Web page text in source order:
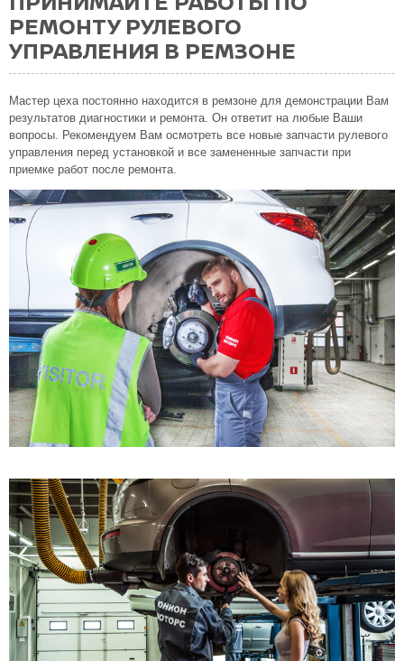
РЕМОНТУ РУЛЕВОГО
УПРАВЛЕНИЯ В РЕМЗОНЕ
Мастер цеха постоянно находится в ремзоне для демонстрации Вам
результатов диагностики и ремонта. Он ответит на любые Ваши
вопросы. Рекомендуем Вам осмотреть все новые запчасти рулевого
управления перед установкой и все замененные запчасти при
приемке работ после ремонта.